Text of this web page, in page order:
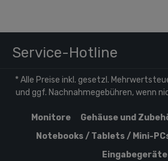
Service-Hotline
* Alle Preise inkl. gesetzl.
und ggf. Nachnahmegebühren, wenn
Monitore Gehäuse und
Notebooks / Tablets / Mini-
Eingabegeräte